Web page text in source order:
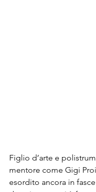
Figlio d’arte e
mentore come Gigi
esordito ancora in